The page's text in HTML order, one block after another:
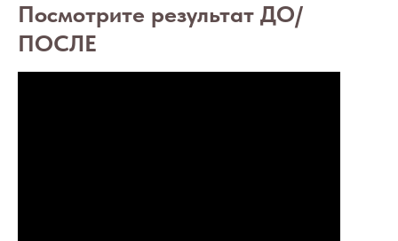
Посмотрите результат ДО/
ПОСЛЕ